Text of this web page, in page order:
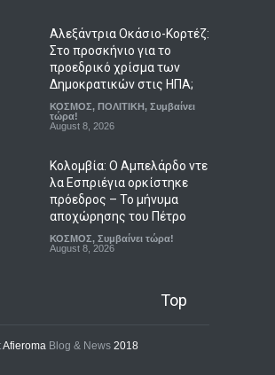
Αλεξάντρια Οκάσιο-Κορτέζ:
Στο προσκήνιο για το
προεδρικό χρίσμα των
Δημοκρατικών στις ΗΠΑ;
ΚΟΣΜΟΣ, ΠΟΛΙΤΙΚΗ, Συμβαίνει
τώρα!
August 8, 2026
Κολομβία: Ο Αμπελάρδο ντε
λα Εσπριέγια ορκίστηκε
πρόεδρος – Το μήνυμα
αποχώρησης του Πέτρο
ΚΟΣΜΟΣ, Συμβαίνει τώρα!
August 8, 2026
Top
Afieroma Blog & News 2018